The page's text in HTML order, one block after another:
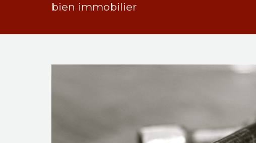
bien immobilier